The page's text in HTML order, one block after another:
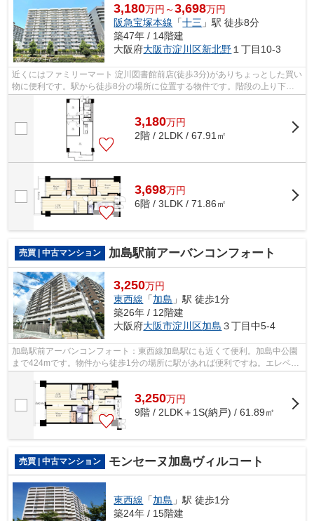
3,180万円～3,698万円
阪急宝塚本線 「十三 」駅 徒歩8分
築47年 / 14階建
大阪府大阪市淀川区新北野 １丁目10-3
近くにはファミリーマート 淀川図書館前店(徒歩3分)がありちょっとした買い
物に便利です。駅から徒歩8分の場所に位置する物件です。階段の上り下り
が不要な、エレベーターが2台付いて...
3,180万円
2階 / 2LDK / 67.91㎡
3,698万円
6階 / 3LDK / 71.86㎡
売買 | 中古マンション 加島駅前アーバンコンフォート
3,250万円
東西線 「加島 」駅 徒歩1分
築26年 / 12階建
大阪府大阪市淀川区加島 ３丁目中5-4
加島駅前アーバンコンフォート：東西線加島駅にも近くて便利。加島中公園
まで424mです。物件から徒歩1分の場所に駅があれば便利ですね。エレベー
ター付きの物件です。不動産のご購入を...
3,250万円
9階 / 2LDK＋1S(納戸) / 61.89㎡
売買 | 中古マンション モンセーヌ加島ヴィルコート
東西線 「加島 」駅 徒歩1分
築24年 / 15階建